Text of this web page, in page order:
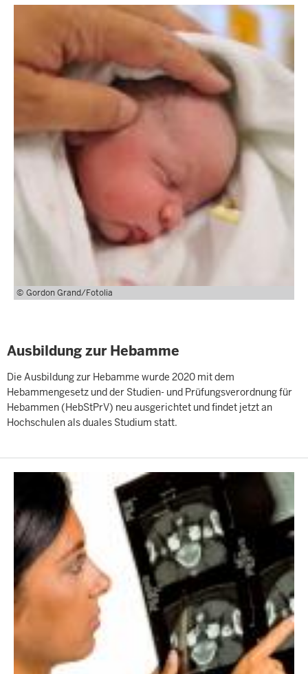
Gordon Grand/Fotolia
Ausbildung zur Hebamme
Die Ausbildung zur Hebamme wurde 2020 mit dem
Hebammengesetz und der Studien- und Prüfungsverordnung für
Hebammen (HebStPrV) neu ausgerichtet und findet jetzt an
Hochschulen als duales Studium statt.